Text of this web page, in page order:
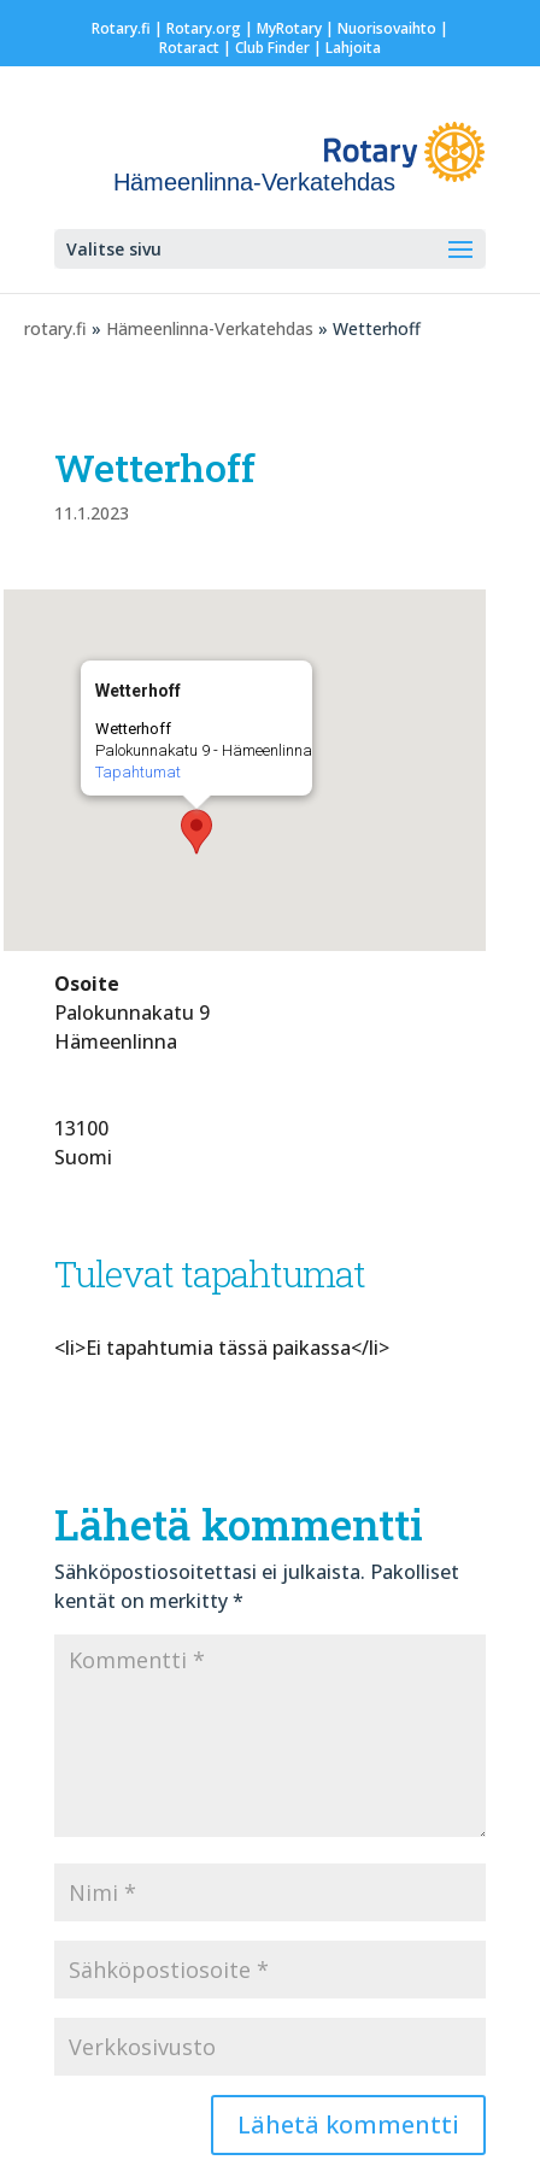
Rotary.fi | Rotary.org| MyRotary | Nuorisovaihto |
Rotaract| Club Finder| Lahjoita
Hämeenlinna-Verkatehdas
Valitse sivu
rotary.fi » Hämeenlinna-Verkatehdas » Wetterhoff
Wetterhoff
11.1.2023
Wetterhoff
Wetterhoff
Palokunnakatu 9 - Hämeenlinna
Tapahtumat
Osoite
Palokunnakatu 9
Hämeenlinna
13100
Suomi
Tulevat tapahtumat
<li>Ei tapahtumia tässä paikassa</li>
Lähetä kommentti
Sähköpostiosoitettasi ei julkaista. Pakolliset
kentät on merkitty*